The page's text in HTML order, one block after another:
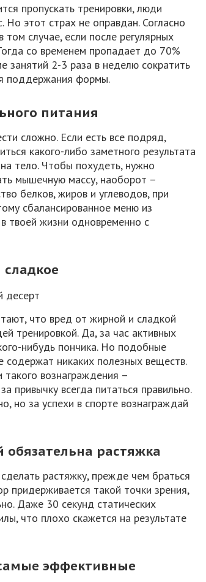
пропускать тренировки, люди
Но этот страх не оправдан. Согласно
том случае, если после регулярных
со временем пропадает до 70%
занятий 2-3 раза в неделю сократить
поддержания формы.
питания
сложно. Если есть все подряд,
какого-либо заметного результата
тело. Чтобы похудеть, нужно
мышечную массу, наоборот –
белков, жиров и углеводов, при
сбалансированное меню из
твоей жизни одновременно с
что вред от жирной и сладкой
тренировкой. Да, за час активных
нибудь пончика. Но подобные
содержат никаких полезных веществ.
вознаграждения –
привычку всегда питаться правильно.
но за успехи в спорте вознаграждай
обязательна растяжка
растяжку, прежде чем браться
придерживается такой точки зрения,
Даже 30 секунд статических
что плохо скажется на результате
эффективные